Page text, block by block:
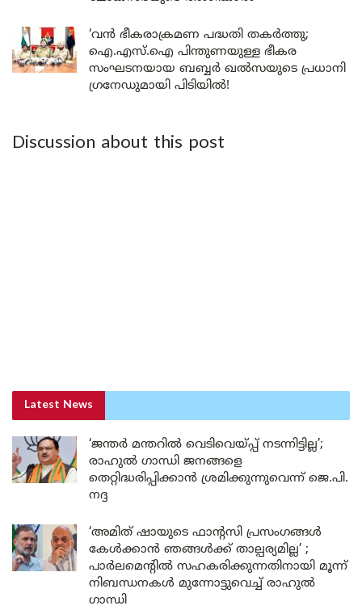
‘വൻ ഭീകരാക്രമണ പദ്ധതി തകർത്തു;
ഐ.എസ്.ഐ പിന്തുണയുള്ള ഭീകര
സംഘടനയായ ബബ്ബർ ഖൽസയുടെ പ്രധാനി
ഗ്രനേഡുമായി പിടിയിൽ!
Discussion about this post
Latest News
‘ജന്തർ മന്തറിൽ വെടിവെയ്പ്പ് നടന്നിട്ടില്ല’;
രാഹുൽ ഗാന്ധി ജനങ്ങളെ
തെറ്റിദ്ധരിപ്പിക്കാൻ ശ്രമിക്കുന്നുവെന്ന് ജെ.പി.
നദ്ദ
‘അമിത് ഷായുടെ ഫാന്റസി പ്രസംഗങ്ങൾ
കേൾക്കാൻ ഞങ്ങൾക്ക് താല്പര്യമില്ല’ ;
പാർലമെന്റിൽ സഹകരിക്കുന്നതിനായി മൂന്ന്
നിബന്ധനകൾ മുന്നോട്ടുവെച്ച് രാഹുൽ
ഗാന്ധി